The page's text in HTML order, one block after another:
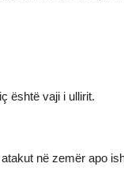
është vaji i ullirit.
në zemër apo